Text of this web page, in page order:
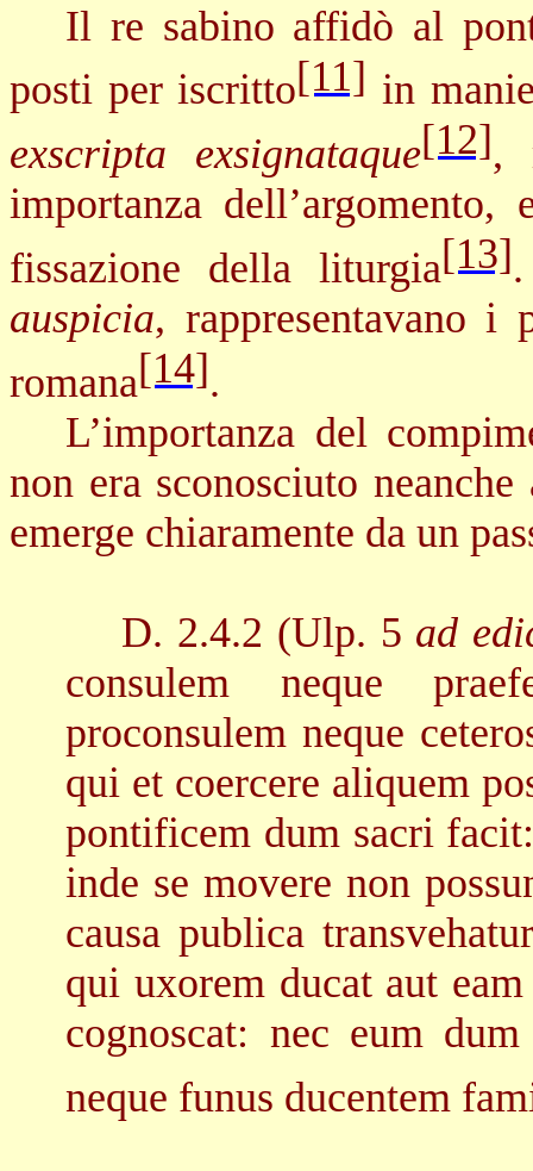
Il re sabino affidò al
posti per iscritto[11] in
exscripta exsignataque[12],
importanza
fissazione della liturgia[13]
auspicia, rappresentavano i
romana[14].
L’importanza del
non era sconosciuto
emerge chiaramente da un
D. 2.4.2 (Ulp. 5 ad
consulem neque
proconsulem neque
qui et coercere aliquem
pontificem dum sacri
inde se movere non
causa publica
qui uxorem ducat aut
cognoscat: nec eum
neque funus ducentem